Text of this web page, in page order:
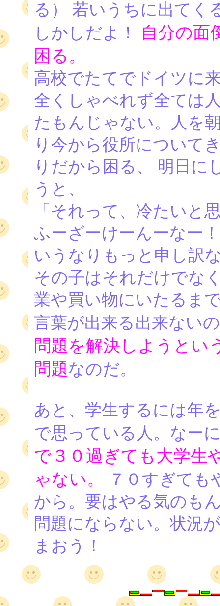
る） 若いうちに出てく
しかしだよ！
自分の面
困る。
高校でたてでドイツに
全くしゃべれず全ては
たもんじゃない。人を
り今から役所について
りだから困る、 明日に
うと、
「それって、冷たいと
ふーざーけーんーなー
いうなりもっと申し訳
その子はそれだけでな
業や買い物にいたるま
言葉が出来る出来ない
問題を解決しようとい
問題なのだ。
あと、学生するには年
で思っている人。なー
で３０過ぎても大学生
ゃない。
７０すぎても
から。要はやる気のも
問題にならない。状況
まおう！